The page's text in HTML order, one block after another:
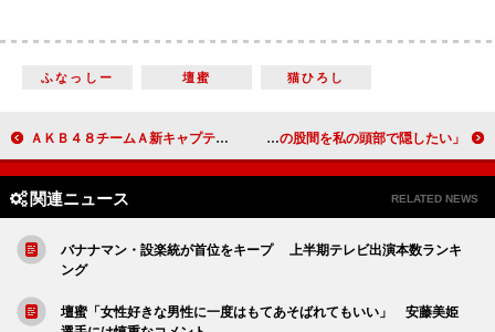
ふなっしー 壇蜜 猫ひろし
ＡＫＢ４８チームＡ新キャプテン・横山由依が所信表明 「みんなで一緒に乗り越えていけたら」 小蜜、壇蜜とのグラビア共演を懇願！ 「壇蜜さんの股間を私の頭部で隠したい」
関連ニュース RELATED NEWS
バナナマン・設楽統が首位をキープ 上半期テレビ出演本数ランキ
ング
壇蜜「女性好きな男性に一度はもてあそばれてもいい」 安藤美姫